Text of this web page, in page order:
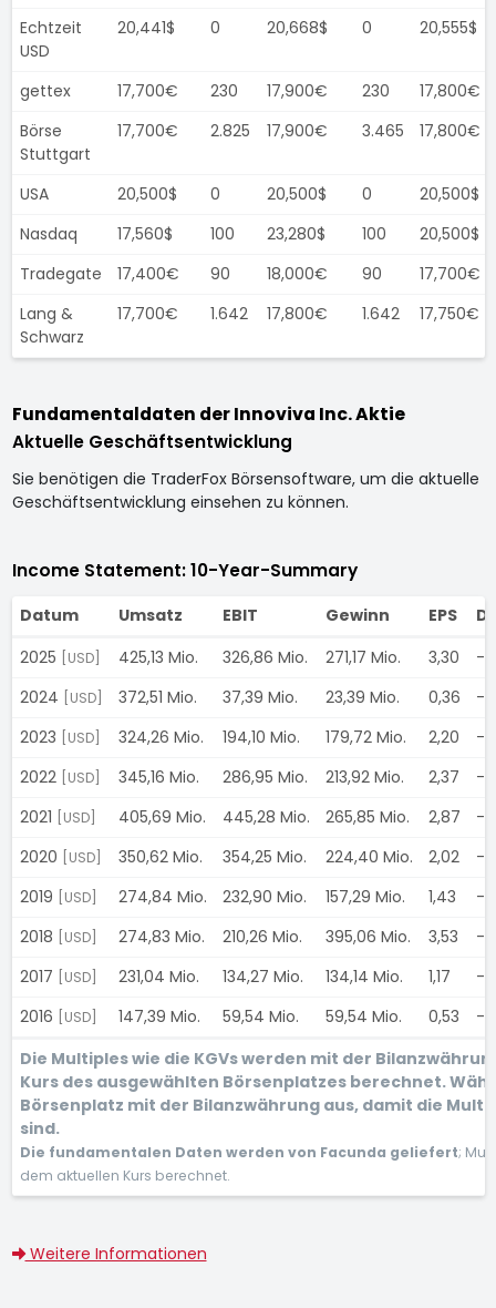
Echtzeit
USD
20,441$ 0 20,668$ 0 20,555$
gettex 17,700€ 230 17,900€ 230
17,800€
Börse
Stuttgart
17,700€ 2.825 17,900€ 3.465 17,800€
USA 20,500$ 0 20,500$ 0
20,500$
Nasdaq
17,560$ 100 23,280$ 100
20,500$
Tradegate
17,400€ 90 18,000€ 90
17,700€
Lang &
Schwarz
17,700€ 1.642 17,800€ 1.642 17,750€
Fundamentaldaten der Innoviva Inc. Aktie
Aktuelle Geschäftsentwicklung
Sie benötigen die TraderFox Börsensoftware, um die aktuelle
Geschäftsentwicklung einsehen zu können.
Income Statement: 10-Year-Summary
Datum Umsatz EBIT Gewinn EPS
2025
[USD] 425,13 Mio. 326,86 Mio. 271,17 Mio. 3,30
-
2024
[USD] 372,51 Mio. 37,39 Mio. 23,39 Mio. 0,36
-
2023
[USD] 324,26 Mio. 194,10 Mio. 179,72 Mio. 2,20
-
2022
[USD] 345,16 Mio. 286,95 Mio. 213,92 Mio. 2,37
-
2021
[USD] 405,69 Mio. 445,28 Mio. 265,85 Mio. 2,87
-
2020
[USD] 350,62 Mio. 354,25 Mio. 224,40 Mio. 2,02
-
2019
[USD] 274,84 Mio. 232,90 Mio. 157,29 Mio. 1,43
-
2018
[USD] 274,83 Mio. 210,26 Mio. 395,06 Mio. 3,53
-
2017
[USD] 231,04 Mio. 134,27 Mio. 134,14 Mio. 1,17
-
2016
[USD] 147,39 Mio. 59,54 Mio. 59,54 Mio. 0,53
-
Die Multiples wie die KGVs werden mit der
Kurs des ausgewählten Börsenplatzes berechnet.
Börsenplatz mit der Bilanzwährung aus, damit die
sind.
Die fundamentalen Daten werden von Facunda geliefert;
dem aktuellen Kurs berechnet.
Weitere Informationen